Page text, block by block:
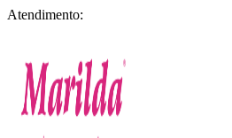
Atendimento: